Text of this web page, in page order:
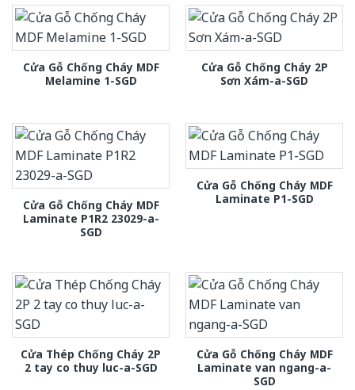
Cửa Gỗ Chống Cháy MDF
Melamine 1-SGD
Cửa Gỗ Chống Cháy 2P
Sơn Xám-a-SGD
Cửa Gỗ Chống Cháy MDF
Laminate P1R2 23029-a-
SGD
Cửa Gỗ Chống Cháy MDF
Laminate P1-SGD
Cửa Thép Chống Cháy 2P
2 tay co thuy luc-a-SGD
Cửa Gỗ Chống Cháy MDF
Laminate van ngang-a-
SGD